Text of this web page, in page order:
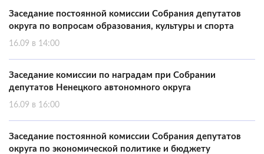
Заседание постоянной комиссии Собрания депутатов
округа по вопросам образования, культуры и спорта
16.09 в 14:00
Заседание комиссии по наградам при Собрании
депутатов Ненецкого автономного округа
16.09 в 16:00
Заседание постоянной комиссии Собрания депутатов
округа по экономической политике и бюджету